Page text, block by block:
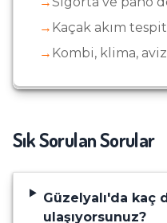
→ Kaçak akım
→ Kombi, klima,
Sık Sorulan Sorular
Güzelyalı'da kaç
ulaşıyorsunuz?